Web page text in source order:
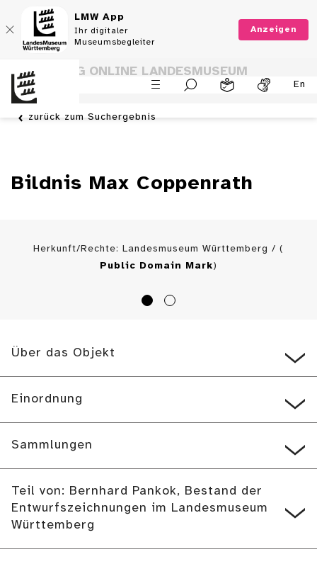
LMW App
Ihr digitaler
Museumsbegleiter
Anzeigen
En
SAMMLUNG ONLINE LANDESMUSEUM
WÜRTTEMBERG
zurück zum Suchergebnis
Bildnis Max Coppenrath
Herkunft/Rechte: Landesmuseum Württemberg / (
Public Domain Mark)
Über das Objekt
Einordnung
Sammlungen
Teil von: Bernhard Pankok, Bestand der
Entwurfszeichnungen im Landesmuseum
Württemberg